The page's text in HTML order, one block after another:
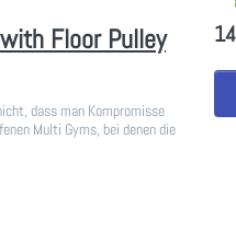
Floor Pulley
dass man Kompromisse
Multi Gyms, bei denen die